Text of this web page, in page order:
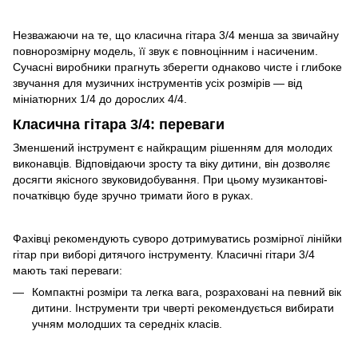
Незважаючи на те, що класична гітара 3/4 менша за звичайну
повнорозмірну модель, її звук є повноцінним і насиченим.
Сучасні виробники прагнуть зберегти однаково чисте і глибоке
звучання для музичних інструментів усіх розмірів — від
мініатюрних 1/4 до дорослих 4/4.
Класична гітара 3/4: переваги
Зменшений інструмент є найкращим рішенням для молодих
виконавців. Відповідаючи зросту та віку дитини, він дозволяє
досягти якісного звуковидобування. При цьому музикантові-
початківцю буде зручно тримати його в руках.
Фахівці рекомендують суворо дотримуватись розмірної лінійки
гітар при виборі дитячого інструменту. Класичні гітари 3/4
мають такі переваги:
Компактні розміри та легка вага, розраховані на певний вік
дитини. Інструменти три чверті рекомендується вибирати
учням молодших та середніх класів.